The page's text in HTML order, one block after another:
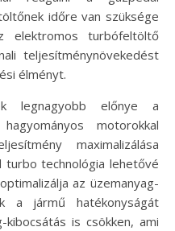
időre van szüksége
elektromos turbófeltöltő
teljesítménynövekedést
élményt.
legnagyobb előnye a
motorokkal
maximalizálása
turbo technológia lehetővé
az üzemanyag-
a jármű hatékonyságát
kibocsátás is csökken, ami